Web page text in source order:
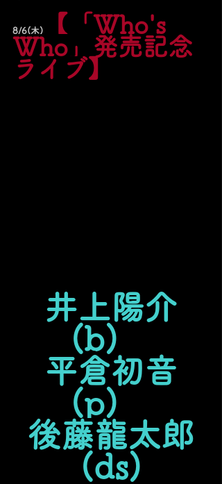
8/6(木) 【
「Who's
Who」発売記念
ライブ】
井上陽介
(b)
平倉初音
(p)
後藤龍太郎
(ds)